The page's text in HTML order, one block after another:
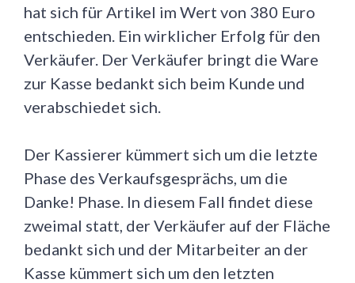
hat sich für Artikel im Wert von 380 Euro
entschieden. Ein wirklicher Erfolg für den
Verkäufer. Der Verkäufer bringt die Ware
zur Kasse bedankt sich beim Kunde und
verabschiedet sich.
Der Kassierer kümmert sich um die letzte
Phase des Verkaufsgesprächs, um die
Danke! Phase. In diesem Fall findet diese
zweimal statt, der Verkäufer auf der Fläche
bedankt sich und der Mitarbeiter an der
Kasse kümmert sich um den letzten